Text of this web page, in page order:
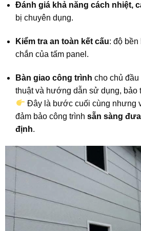
Đánh giá khả năng cách nhiệt,
bị chuyên dụng.
Kiểm tra an toàn kết cấu: độ bền
chắn của tấm panel.
Bàn giao công trình cho chủ
thuật và hướng dẫn sử dụng, bảo
Đây là bước cuối cùng nhưng
đảm bảo công trìnhsẵn sàng
định.